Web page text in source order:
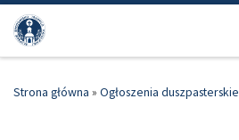
Przejdź do treści
Strona główna » Ogłoszenia duszpasterskie